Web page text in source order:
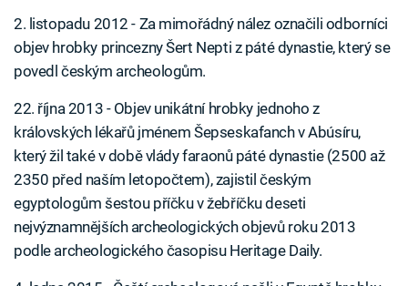
2. listopadu 2012 - Za mimořádný nález označili odborníci
objev hrobky princezny Šert Nepti z páté dynastie, který se
povedl českým archeologům.
22. října 2013 - Objev unikátní hrobky jednoho z
královských lékařů jménem Šepseskafanch v Abúsíru,
který žil také v době vlády faraonů páté dynastie (2500 až
2350 před naším letopočtem), zajistil českým
egyptologům šestou příčku v žebříčku deseti
nejvýznamnějších archeologických objevů roku 2013
podle archeologického časopisu Heritage Daily.